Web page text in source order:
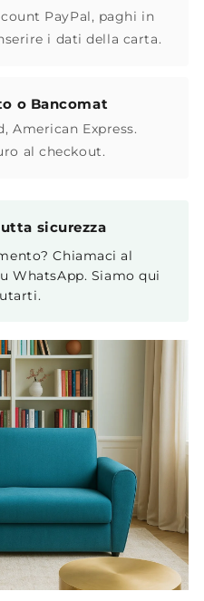
PayPal, paghi in
i dati della carta.
o Bancomat
American Express.
al checkout.
sicurezza
Chiamaci al
WhatsApp. Siamo qui